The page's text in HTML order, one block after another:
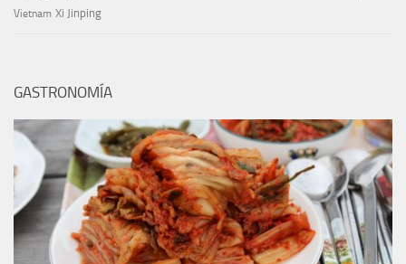
Vietnam Xi Jinping
GASTRONOMÍA